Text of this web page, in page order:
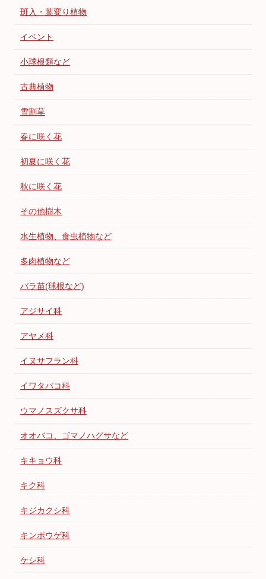
斑入・葉変り植物
イベント
小球根類など
古典植物
雪割草
春に咲く花
初夏に咲く花
秋に咲く花
その他樹木
水生植物、食虫植物など
多肉植物など
バラ苗(球根など)
アジサイ科
アヤメ科
イヌサフラン科
イワタバコ科
ウマノスズクサ科
オオバコ、ゴマノハグサなど
キキョウ科
キク科
キジカクシ科
キンポウゲ科
ケシ科